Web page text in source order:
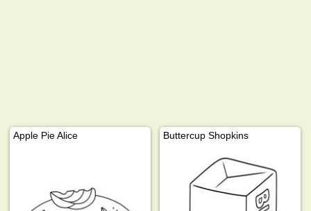
Apple Pie Alice Buttercup Shopkins